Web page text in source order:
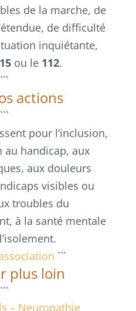
de la marche, de
de difficulté
inquiétante,
15 ou le 112.
```
actions
```
pour l’inclusion,
au handicap, aux
aux douleurs
visibles ou
troubles du
à la santé mentale
```
plus loin
```
– Neuropathie